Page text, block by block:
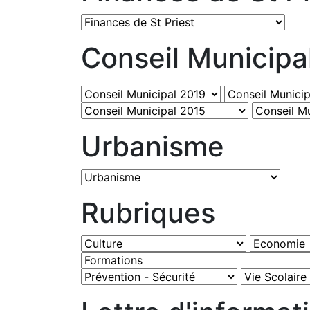
Conseil
Urbanisme
Rubriques